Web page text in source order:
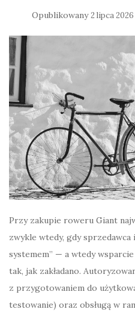
Opublikowany2 lipca 2026
Przy zakupie roweru Giant
zwykle wtedy, gdy
systemem” — a wtedy
tak, jak zakładano.
z przygotowaniem do
testowanie) oraz obsługą w